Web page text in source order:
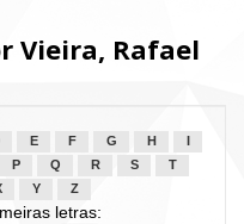
Vieira, Rafael
E F G H
P Q R S
T
Y Z
letras: